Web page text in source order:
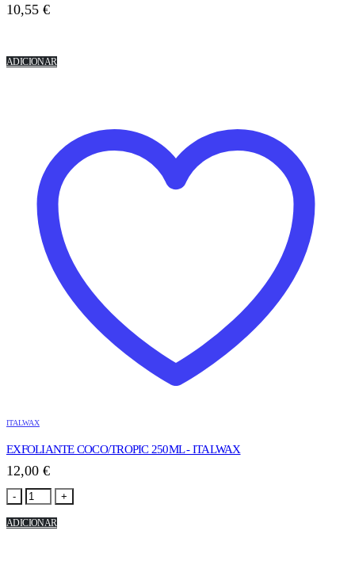
10,55 €
ADICIONAR
ITALWAX
EXFOLIANTE COCO/TROPIC 250ML - ITALWAX
12,00 €
- +
ADICIONAR